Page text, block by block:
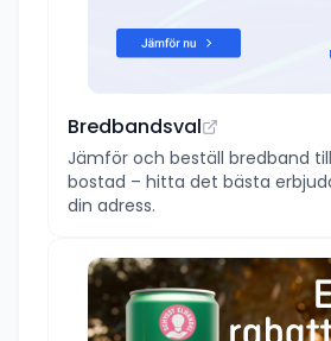
Bredbandsval
Jämför och beställ bredband
bostad – hitta det bästa
din adress.